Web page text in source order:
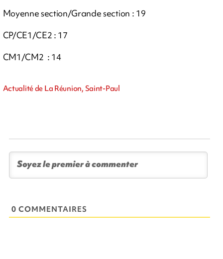
Moyenne section/Grande section : 19
CP/CE1/CE2 : 17
CM1/CM2 : 14
Actualité de La Réunion, Saint-Paul
0 COMMENTAIRES